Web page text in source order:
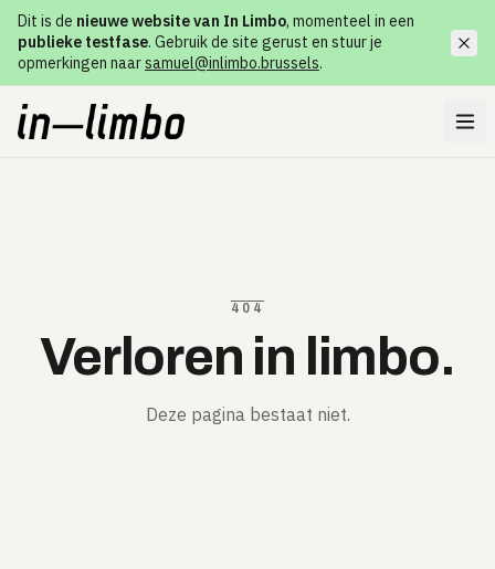
Dit is de nieuwe website van In Limbo, momenteel in een
publieke testfase. Gebruik de site gerust en stuur je
opmerkingen naarsamuel@inlimbo.brussels.
404
Verloren in limbo.
Deze pagina bestaat niet.